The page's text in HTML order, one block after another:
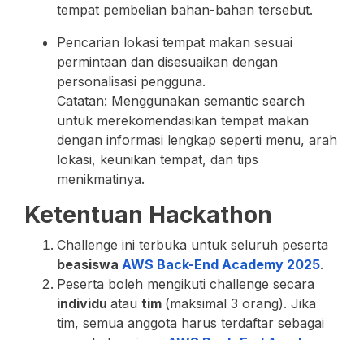
tempat pembelian bahan-bahan tersebut.
Pencarian lokasi tempat makan sesuai
permintaan dan disesuaikan dengan
personalisasi pengguna.
Catatan: Menggunakan semantic search
untuk merekomendasikan tempat makan
dengan informasi lengkap seperti menu, arah
lokasi, keunikan tempat, dan tips
menikmatinya.
Ketentuan Hackathon
Challenge ini terbuka untuk seluruh peserta
beasiswa AWS Back-End Academy 2025.
Peserta boleh mengikuti challenge secara
individu atau tim (maksimal 3 orang). Jika
tim, semua anggota harus terdaftar sebagai